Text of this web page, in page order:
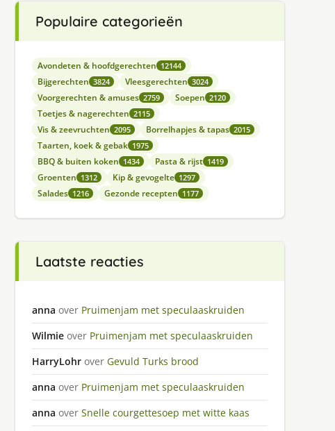
Populaire categorieën
Avondeten & hoofdgerechten 12144
Bijgerechten 3824 Vleesgerechten 3024
Voorgerechten & amuses 2759 Soepen 2120
Toetjes & nagerechten 2115
Vis & zeevruchten 2095 Borrelhapjes & tapas 2015
Taarten, koek & gebak 1975
BBQ & buiten koken 1434 Pasta & rijst 1419
Groenten 1312 Kip & gevogelte 1297
Salades 1216 Gezonde recepten 1177
Laatste reacties
anna over Pruimenjam met speculaaskruiden
Wilmie over Pruimenjam met speculaaskruiden
HarryLohr over Gevuld Turks brood
anna over Pruimenjam met speculaaskruiden
anna over Snelle courgettesoep met witte kaas